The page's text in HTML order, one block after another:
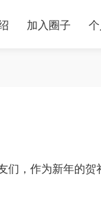
加入圈子
们，作为新年的贺